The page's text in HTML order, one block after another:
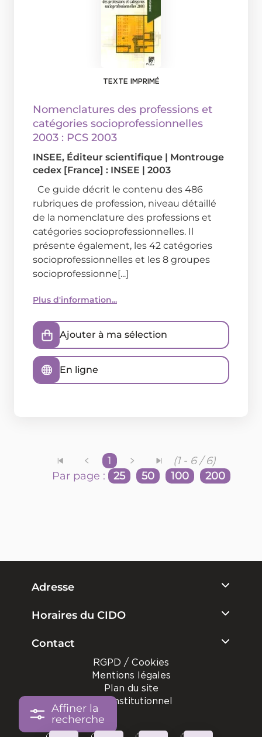
Affiner la
recherche
TEXTE IMPRIMÉ
Nomenclatures des professions et
catégories socioprofessionnelles
2003 : PCS 2003
INSEE, Éditeur scientifique | Montrouge
cedex [France] : INSEE | 2003
Ce guide décrit le contenu des 486
rubriques de profession, niveau détaillé
de la nomenclature des professions et
catégories socioprofessionnelles. Il
présente également, les 42 catégories
socioprofessionnelles et les 8 groupes
socioprofessionne[...]
Plus d'information...
Ajouter à ma sélection
En ligne
1
(1 - 6 / 6)
Par page :
25 50 100 200
Adresse
Horaires du CIDO
Contact
RGPD / Cookies
Mentions légales
Plan du site
Site institutionnel